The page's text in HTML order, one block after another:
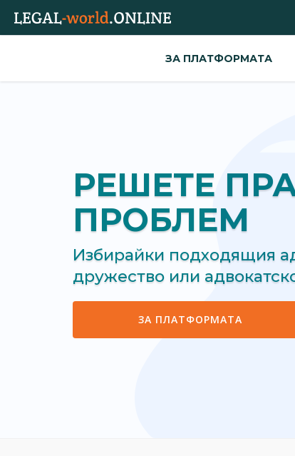
ЗА ПЛАТФОРМАТА
РЕШЕТЕ
ПРОБЛЕМ
Избирайки подходящия
дружество или
ЗА ПЛАТФОРМАТА